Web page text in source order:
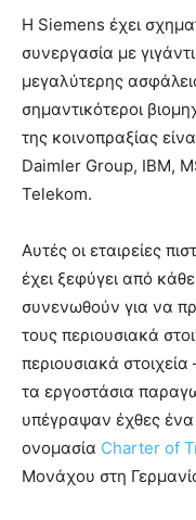
Η Siemens έχει
συνεργασία με
μεγαλύτερης
σημαντικότεροι
της κοινοπραξίας
Daimler Group, IBM,
Telekom.
Αυτές οι εταιρείες
έχει ξεφύγει από
συνενωθούν για να
τους περιουσιακά
περιουσιακά
τα εργοστάσια
υπέγραψαν έχθες
ονομασία Charter of
Μονάχου στη